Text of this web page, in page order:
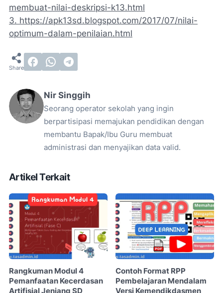
membuat-nilai-deskripsi-k13.html
3. https://apk13sd.blogspot.com/2017/07/nilai-
optimum-dalam-penilaian.html
Nir Singgih
Seorang operator sekolah yang ingin
berpartisipasi memajukan pendidikan dengan
membantu Bapak/Ibu Guru membuat
administrasi dan menyajikan data valid.
Artikel Terkait
Rangkuman Modul 4
Pemanfaatan Kecerdasan
Artifisial Jenjang SD
Contoh Format RPP
Pembelajaran Mendalam
Versi Kemendikdasmen